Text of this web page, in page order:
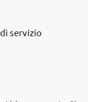
servizio